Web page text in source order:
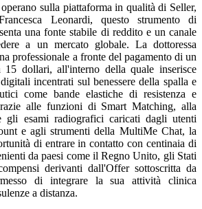
sulla piattaforma in qualità di Seller,
Leonardi, questo strumento di
una fonte stabile di reddito e un canale
a un mercato globale. La dottoressa
professionale a fronte del pagamento di un
15 dollari, all'interno della quale inserisce
incentrati sul benessere della spalla e
come bande elastiche di resistenza e
alle funzioni di Smart Matching, alla
gli esami radiografici caricati dagli utenti
e agli strumenti della MultiMe Chat, la
di entrare in contatto con centinaia di
da paesi come il Regno Unito, gli Stati
derivanti dall'Offer sottoscritta da
di integrare la sua attività clinica
a distanza.